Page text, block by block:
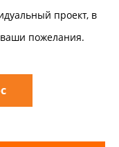
проект, в
пожелания.